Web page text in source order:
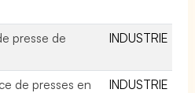
presse de
INDUSTRIE
de presses en
INDUSTRIE